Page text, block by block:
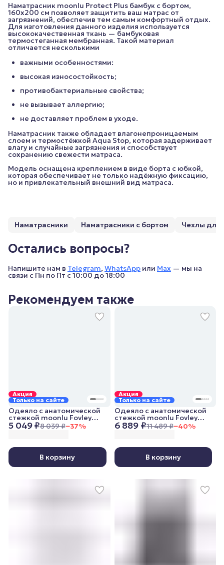
Наматрасник moonlu Protect Plus бамбук c бортом,
160x200 cм позволяет защитить ваш матрас от
загрязнений, обеспечив тем самым комфортный отдых.
Для изготовления данного изделия используется
высококачественная ткань — бамбуковая
термостеганная мембранная. Такой материал
отличается несколькими
важными особенностями:
высокая износостойкость;
противобактериальные свойства;
не вызывает аллергию;
не доставляет проблем в уходе.
Наматрасник также обладает влагонепроницаемым
слоем и термостёжкой Aqua Stop, которая задерживает
влагу и случайные загрязнения и способствует
сохранению свежести матраса.
Модель оснащена креплением в виде борта с юбкой,
которая обеспечивает не только надёжную фиксацию,
но и привлекательный внешний вид матраса.
Наматрасники Наматрасники с бортом Чехлы для
Остались вопросы?
Напишите нам в Telegram, WhatsApp или Max — мы на
связи с Пн по Пт с 10:00 до 18:00
Рекомендуем также
Акция
Только на сайте
5 049 ₽8 039 ₽−37%
Одеяло с анатомической
стежкой moonlu Fovley
Lightweight, 140x205 см,
облегченное
В корзину
Акция
Только на сайте
6 889 ₽11 489 ₽−40%
Одеяло с анатомической
стежкой moonlu Fovley
Lightweight, 200x220 см,
облегченное
В корзину